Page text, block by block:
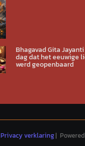
Bhagavad Gita Jayanti
dag dat het eeuwige
werd geopenbaard
Privacy verklaring|